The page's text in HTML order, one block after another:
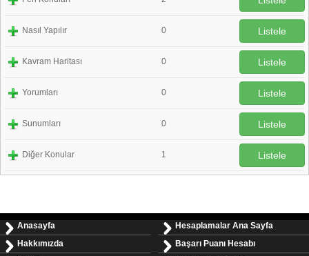
Nasıl Yapılır 0 Listele
Kavram Haritası 0 Listele
Yorumları 0 Listele
Sunumları 0 Listele
Diğer Konular 1 Listele
Anasayfa
Hakkımızda
Hesaplamalar Ana Sayfa
Başarı Puanı Hesabı